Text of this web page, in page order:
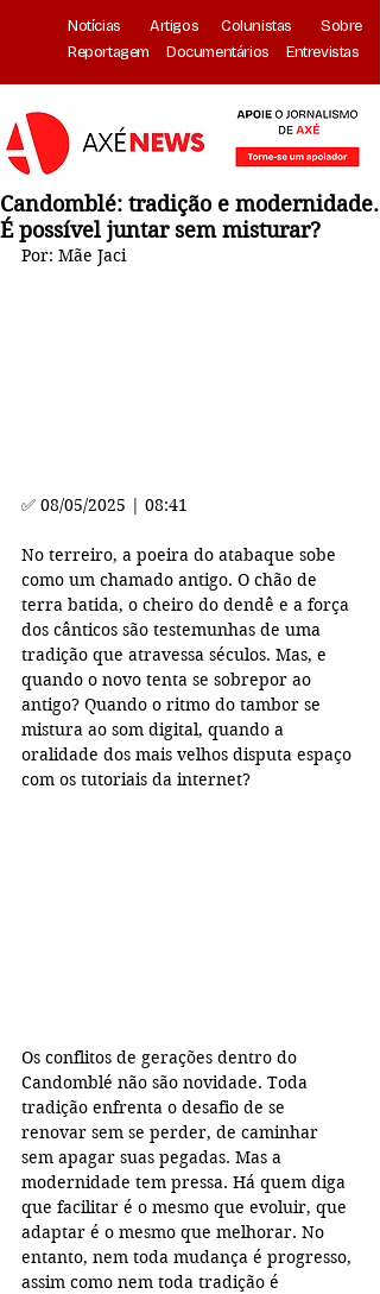
Notícias Artigos Colunistas
Sobre
Reportagem
Documentários Entrevistas
Candomblé: tradição e modernidade.
É possível juntar sem misturar?
Por: Mãe Jaci
✅ 08/05/2025 | 08:41
No terreiro, a poeira do atabaque sobe
como um chamado antigo. O chão de
terra batida, o cheiro do dendê e a força
dos cânticos são testemunhas de uma
tradição que atravessa séculos. Mas, e
quando o novo tenta se sobrepor ao
antigo? Quando o ritmo do tambor se
mistura ao som digital, quando a
oralidade dos mais velhos disputa espaço
com os tutoriais da internet?
Os conflitos de gerações dentro do
Candomblé não são novidade. Toda
tradição enfrenta o desafio de se
renovar sem se perder, de caminhar
sem apagar suas pegadas. Mas a
modernidade tem pressa. Há quem diga
que facilitar é o mesmo que evoluir, que
adaptar é o mesmo que melhorar. No
entanto, nem toda mudança é progresso,
assim como nem toda tradição é